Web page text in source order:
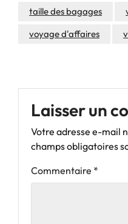
taille des bagages
voyage d'affaires
Laisser un
Votre adresse e-mail
champs obligatoires
Commentaire *